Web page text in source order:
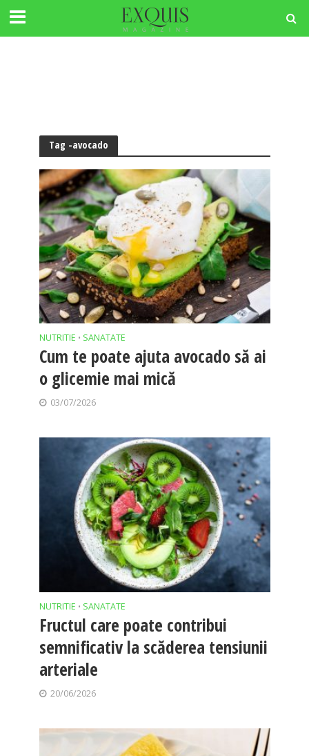
Tag -avocado
NUTRITIE • SANATATE
Cum te poate ajuta avocado să ai
o glicemie mai mică
03/07/2026
NUTRITIE • SANATATE
Fructul care poate contribui
semnificativ la scăderea tensiunii
arteriale
20/06/2026